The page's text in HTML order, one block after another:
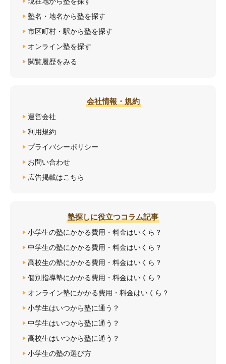
塾名・地名から塾を探す
市区町村・駅から塾を探す
オンライン塾を探す
閲覧履歴をみる
会社情報・規約
運営会社
利用規約
プライバシーポリシー
お問い合わせ
広告掲載はこちら
塾探しに役立つコラム記事
小学生の塾にかかる費用・料金はいくら？
中学生の塾にかかる費用・料金はいくら？
高校生の塾にかかる費用・料金はいくら？
個別指導塾にかかる費用・料金はいくら？
オンライン塾にかかる費用・料金はいくら？
小学生はいつから塾に通う？
中学生はいつから塾に通う？
高校生はいつから塾に通う？
小学生の塾の選び方